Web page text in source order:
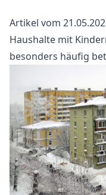
Artikel vom
Haushalte mit
besonders häufig